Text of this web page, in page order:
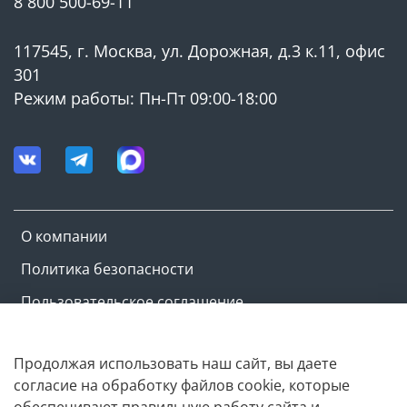
О компании
Политика безопасности
Пользовательское соглашение
117545, г. Москва, ул. Дорожная, д.3 к.11, офис
301
Режим работы: Пн-Пт 09:00-18:00
Copyright © M-ovik.ru. 2022-2026
Продолжая использовать наш сайт, вы даете
согласие на обработку файлов cookie, которые